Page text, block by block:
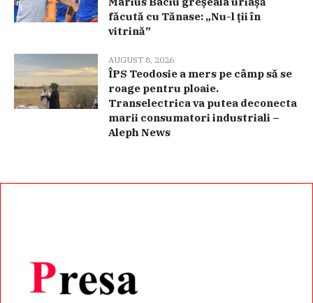
făcută cu Tănase: „Nu-l ții în
vitrină”
AUGUST 8, 2026
ÎPS Teodosie a mers pe câmp să se
roage pentru ploaie.
Transelectrica va putea deconecta
marii consumatori industriali –
Aleph News